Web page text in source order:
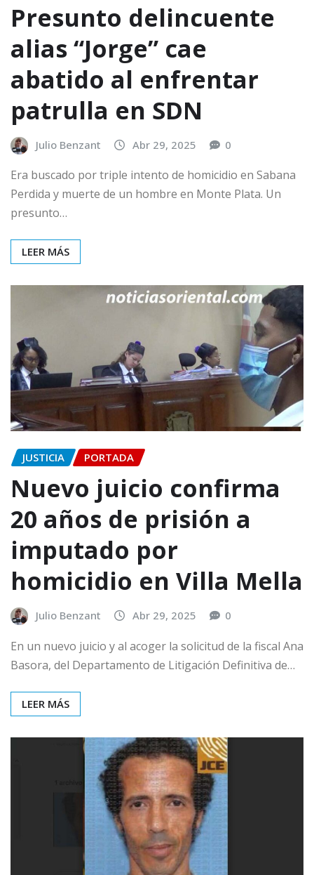
Presunto delincuente
alias “Jorge” cae
abatido al enfrentar
patrulla en SDN
Julio Benzant Abr 29, 2025 0
Era buscado por triple intento de homicidio en Sabana
Perdida y muerte de un hombre en Monte Plata. Un
presunto…
LEER MÁS
JUSTICIA PORTADA
Nuevo juicio confirma
20 años de prisión a
imputado por
homicidio en Villa Mella
Julio Benzant Abr 29, 2025 0
En un nuevo juicio y al acoger la solicitud de la fiscal Ana
Basora, del Departamento de Litigación Definitiva de…
LEER MÁS